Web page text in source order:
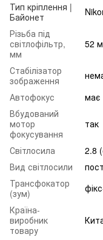
Тип кріплення |
Байонет
Різьба під
світлофільтр,
мм
52
Стабілізатор
зображення
Автофокус
має
Вбудований
мотор
фокусування
так
Світлосила
2.8
Вид світлосили
Трансфокатор
(зум)
Країна-
виробник
товару